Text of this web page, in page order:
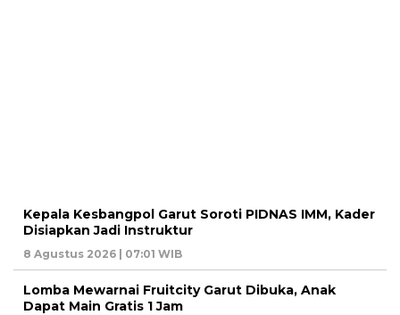
Kepala Kesbangpol Garut Soroti PIDNAS IMM, Kader
Disiapkan Jadi Instruktur
8 Agustus 2026 | 07:01 WIB
Lomba Mewarnai Fruitcity Garut Dibuka, Anak
Dapat Main Gratis 1 Jam